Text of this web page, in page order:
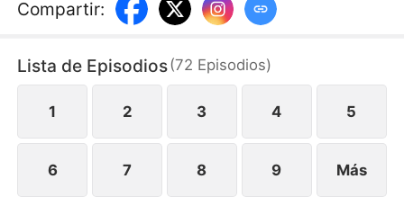
Gloria Quiroz. Decidida a marcharse, se ve obligada
a quedarse hasta que terminen de gestionar su
exasperantes con él. Para cuando Enzo empieza a
arrepentirse de haberla perdido, Naomi ya ha
seguido adelante con alguien más.
Compartir:
Lista de Episodios(72 Episodios)
1 2 3 4 5
6 7 8 9 Más